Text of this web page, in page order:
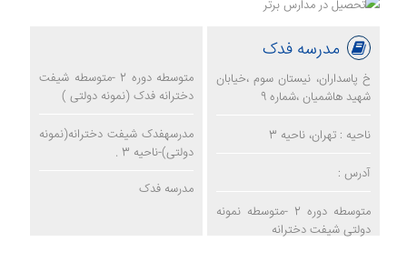
مدرسه فدک
خ پاسداران، نیستان سوم ،خیابان
شهید هاشمیان ،شماره 9
ناحیه : تهران، ناحیه 3
آدرس :
متوسطه دوره 2 -متوسطه نمونه
دولتی شیفت دخترانه
متوسطه دوره 2 -متوسطه شیفت
دخترانه فدک (نمونه دولتی )
مدرسهفدک شیفت دخترانه(نمونه
دولتی)-ناحیه 3 .
مدرسه فدک